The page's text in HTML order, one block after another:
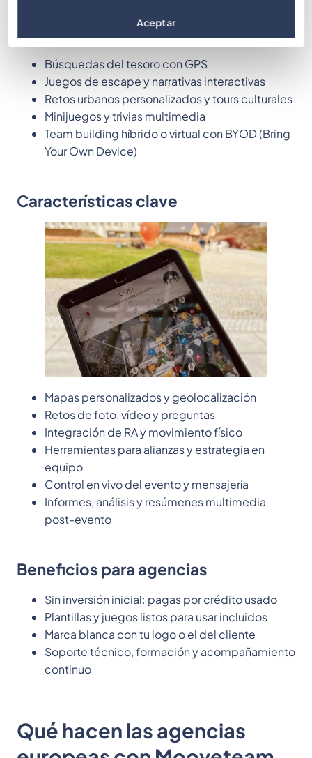
¿Qué puedes crear?
Búsquedas del tesoro con GPS
Juegos de escape y narrativas interactivas
Retos urbanos personalizados y tours culturales
Minijuegos y trivias multimedia
Team building híbrido o virtual con BYOD (Bring
Your Own Device)
Características clave
Mapas personalizados y geolocalización
Retos de foto, vídeo y preguntas
Integración de RA y movimiento físico
Herramientas para alianzas y estrategia en
equipo
Control en vivo del evento y mensajería
Informes, análisis y resúmenes multimedia
post-evento
Beneficios para agencias
Sin inversión inicial: pagas por crédito usado
Plantillas y juegos listos para usar incluidos
Marca blanca con tu logo o el del cliente
Soporte técnico, formación y acompañamiento
continuo
Qué hacen las agencias
Aceptar